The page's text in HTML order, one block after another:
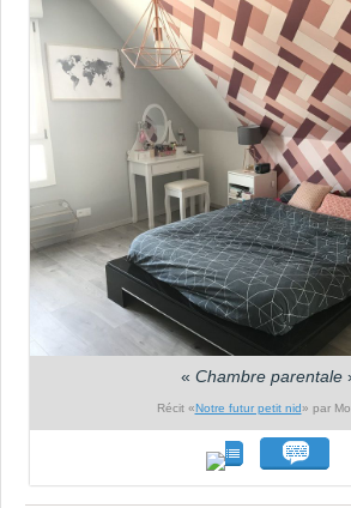
« Chambre parentale
Récit «Notre futur petit nid» par